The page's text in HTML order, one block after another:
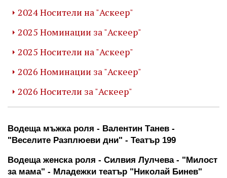
2024 Носители на "Аскеер"
2025 Номинации за "Аскеер"
2025 Носители на "Аскеер"
2026 Номинации за "Аскеер"
2026 Носители за "Аскеер"
Водеща мъжка роля - Валентин Танев -
"Веселите Разплюеви дни" - Театър 199
Водеща женска роля - Силвия Лулчева - "Милост
за мама" - Младежки театър "Николай Бинев"